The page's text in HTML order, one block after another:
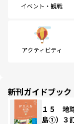
イベント・観戦
アクティビティ
新刊ガイドブック
１５ 地
島①）３